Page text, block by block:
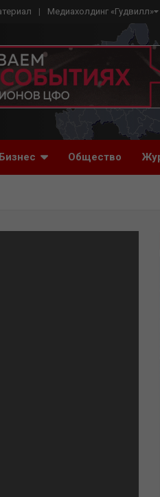
Медиахолдинг «Гудвилл»
Бизнес Общество